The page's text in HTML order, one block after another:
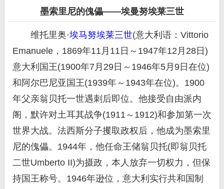
墨索里尼的傀儡——埃曼努埃莱三世
维托里奥·埃马努埃莱三世(意大利语：Vittorio
Emanuele，1869年11月11日～1947年12月28日)
意大利国王(1900年7月29日～1946年5月9日在位)
和阿尔巴尼亚国王(1939年～1943年在位)。1900
年父亲翁贝托一世遇刺后即位。他接受自由派内
阁，默许对土耳其战争(1911～1912)和参加第一次
世界大战。法西斯分子攫取政权后，他成为墨索里
尼的傀儡。1944年，他任命王储翁贝托(即翁贝托
二世Umberto II)为摄政，本人放弃一切权力，但保
持国王称号。1946年逊位，意大利实行共和国制